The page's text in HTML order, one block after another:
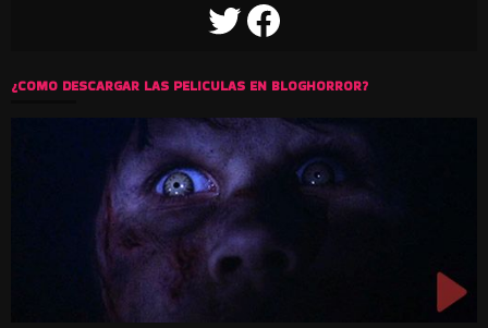
TWITTERFACEBOOK
¿COMO DESCARGAR LAS PELICULAS EN BLOGHORROR?